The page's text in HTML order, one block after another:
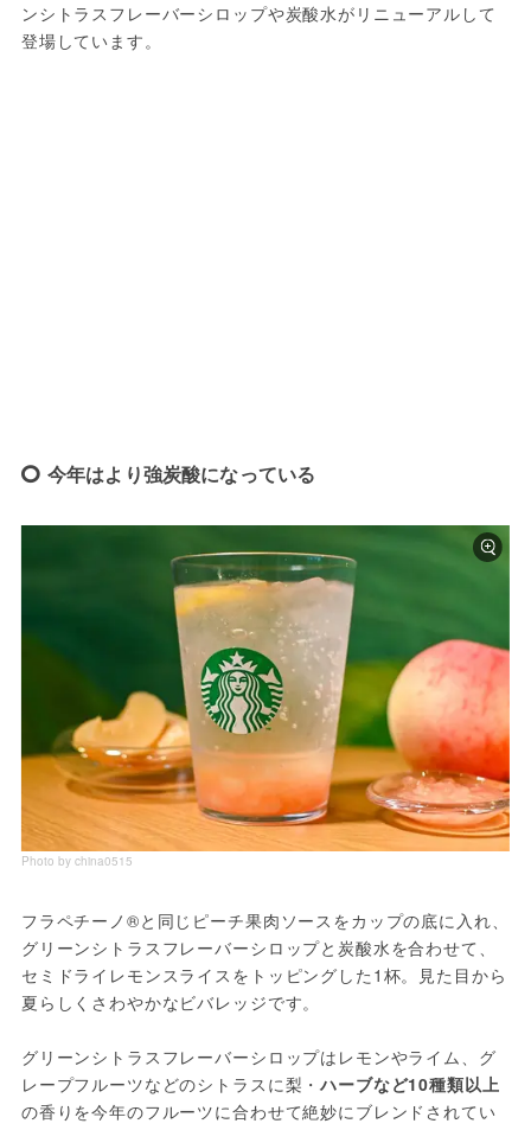
ンシトラスフレーバーシロップや炭酸水がリニューアルして
登場しています。
今年はより強炭酸になっている
Photo by china0515
フラペチーノ®と同じピーチ果肉ソースをカップの底に入れ、
グリーンシトラスフレーバーシロップと炭酸水を合わせて、
セミドライレモンスライスをトッピングした1杯。見た目から
夏らしくさわやかなビバレッジです。
グリーンシトラスフレーバーシロップはレモンやライム、グ
レープフルーツなどのシトラスに梨・ハーブなど10種類以上
の香りを今年のフルーツに合わせて絶妙にブレンドされてい